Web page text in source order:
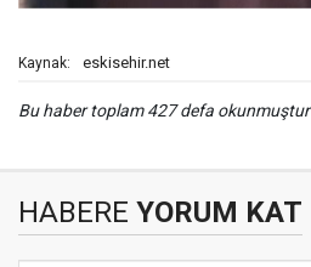
Kaynak: eskisehir.net
Bu haber toplam 427 defa okunmuştur
HABERE YORUM KAT